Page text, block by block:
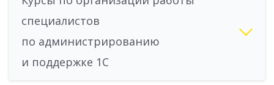
специалистов
по администрированию
и поддержке 1С